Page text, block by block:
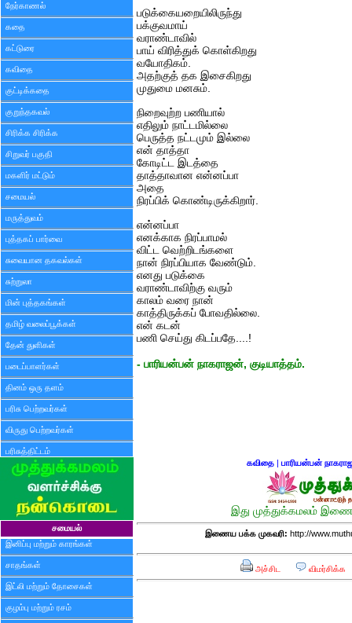
நேர்காணல்
கதை
கட்டுரை
கவிதை
குட்டிக்கதை
குறுந்தகவல்
சிரிக்க சிரிக்க
சிறுவர் பகுதி
மகளிர் மட்டும்
சமையல்
மருத்துவம்
புத்தகப் பார்வை
சுவையான தகவல்கள்
சுற்றுலா
மின் புத்தகங்கள்
தமிழ் வலைப்பூக்கள்
தேன் துளிகள்
படைப்பாளர்கள்
தினம் ஒரு தளம்
பரிசு பெற்றவர்கள்
விருது பெற்றவர்கள்
பரிசுத்திட்டம்
சமையல்
இனிப்பு மற்றும் காரங்கள்
சாதங்கள்
இட்லி மற்றும் தோசைகள்
குழம்பு மற்றும் ரசம்
படுக்கையறையிலிருந்து
பக்குவமாய்
வராண்டாவில்
பாய் விரித்துக் கொள்கிறது
வயோதிகம்.
அதற்குத் தக இசைகிறது
முதுமை மனசும்.
நிறைவுற்ற பணியால்
எதிலும் நாட்டமில்லை
பெருத்த நட்டமும் இல்லை
என் தாத்தா
கோடிட்ட இடத்தை
தாத்தாவான என்னப்பா
அதை
நிரப்பிக் கொண்டிருக்கிறார்.
என்னப்பா
எனக்காக நிரப்பாமல்
விட்ட வெற்றிடங்களை
நான் நிரப்பியாக வேண்டும்.
எனது படுக்கை
வராண்டாவிற்கு வரும்
காலம் வரை நான்
காத்திருக்கப் போவதில்லை.
என் கடன்
பணி செய்து கிடப்பதே....!
- பாரியன்பன் நாகராஜன், குடியாத்தம்.
கவிதை| பாரியன்பன்
இது முத்துக்கமலம்
இணைய பக்க முகவரி: http://
அச்சிட விமர்சிக்க